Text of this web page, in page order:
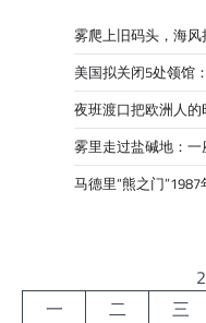
雾爬上旧码头，海
美国拟关闭5处领馆
夜班渡口把欧洲人
雾里走过盐碱地：
马德里“熊之门
一
二 三